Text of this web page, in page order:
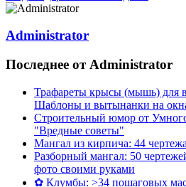
Administrator
Последнее от Administrator
Трафареты крысы (мышь) для
Шаблоны и вытынанки на
Строительный юмор от
"Вредные советы"
Мангал из кирпича: 44
Разборный мангал: 50
фото своими руками
✿ Клумбы: >34 пошаговых